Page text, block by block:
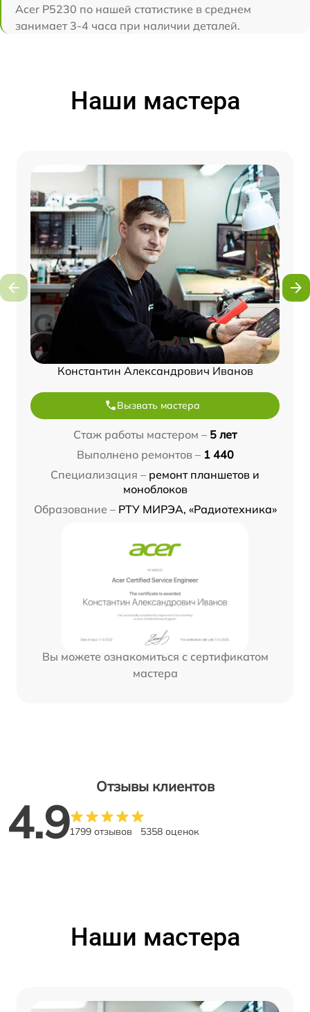
Acer P5230 по нашей статистике в среднем
занимает 3-4 часа при наличии деталей.
Наши мастера
Константин Александрович Иванов
Вызвать мастера
Стаж работы мастером – 5 лет
Выполнено ремонтов – 1 440
Специализация – ремонт планшетов и
моноблоков
Образование – РТУ МИРЭА, «Радиотехника»
Вы можете ознакомиться с сертификатом
мастера
Отзывы клиентов
4.91799 отзывов 5358 оценок
Наши мастера